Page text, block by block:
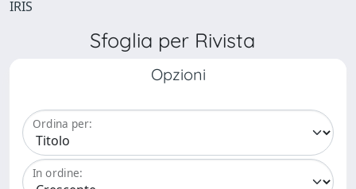
IRIS
Sfoglia per Rivista
Opzioni
Ordina per:
In ordine: